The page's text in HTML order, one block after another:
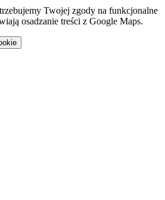
Twojej zgody na funkcjonalne
osadzanie treści z Google Maps.